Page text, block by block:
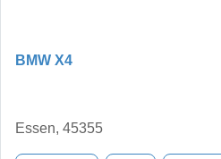
BMW X4
Essen, 45355